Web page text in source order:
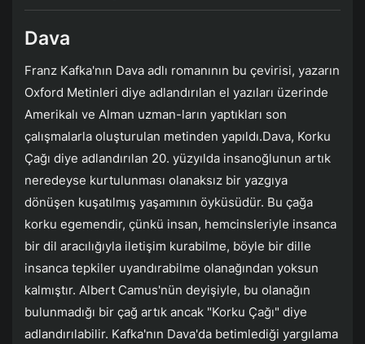
Dava
Franz Kafka'nın Dava adlı romanının bu çevirisi, yazarın
Oxford Metinleri diye adlandırılan el yazıları üzerinde
Amerikalı ve Alman uzman-ların yaptıkları son
çalışmalarla oluşturulan metinden yapıldı.Dava, Korku
Çağı diye adlandırılan 20. yüzyılda insanoğlunun artık
neredeyse kurtulunması olanaksız bir yazgıya
dönüşen kuşatılmış yaşamının öyküsüdür. Bu çağa
korku egemendir, çünkü insan, hemcinsleriyle insanca
bir dil aracılığıyla iletişim kurabilme, böyle bir dille
insanca tepkiler uyandırabilme olanağından yoksun
kalmıştır. Albert Camus'nün deyişiyle, bu olanağın
bulunmadığı bir çağ artık ancak "Korku Çağı" diye
adlandırılabilir. Kafka'nın Dava'da betimlediği yargılama